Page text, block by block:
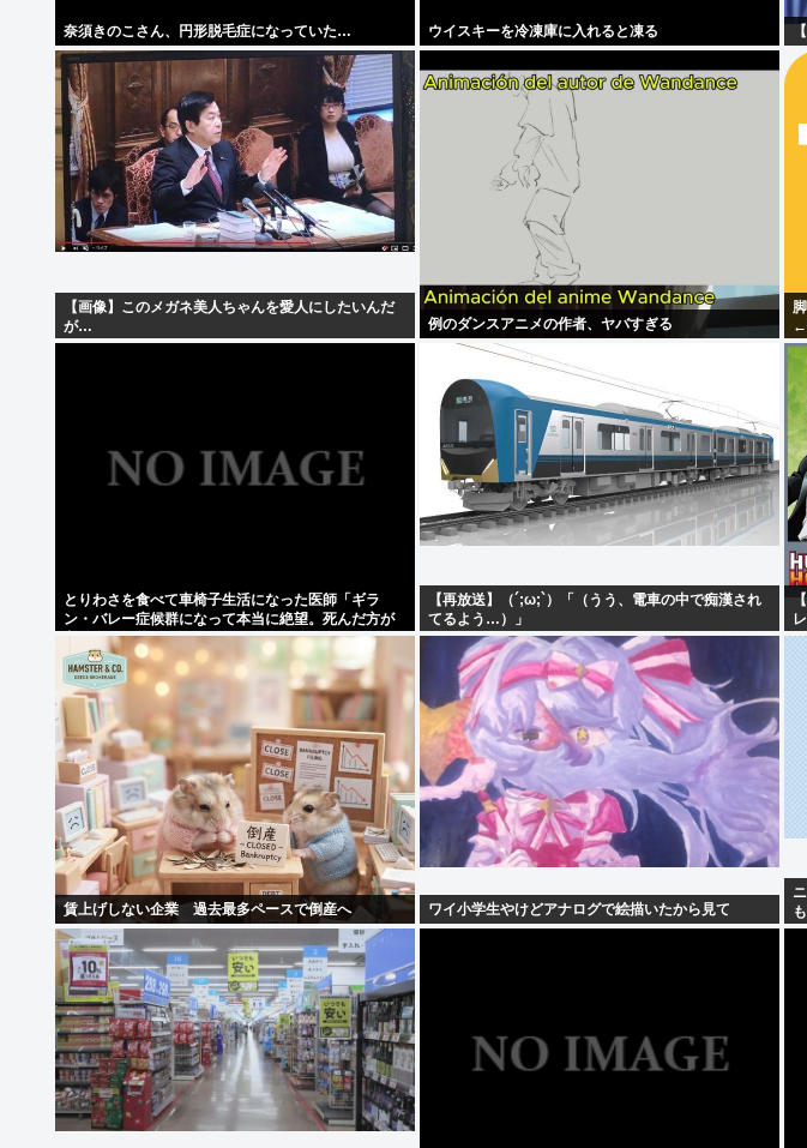
奈須きのこさん、円形脱毛症になっていた… ウイスキーを冷凍庫に入れると凍る
【画像】このメガネ美人ちゃんを愛人にしたいんだ
が…
例のダンスアニメの作者、ヤバすぎる
←
とりわさを食べて車椅子生活になった医師「ギラ
ン・バレー症候群になって本当に絶望。死んだ方が
良かったと思った」
【再放送】（´;ω;`）「（うう、電車の中で痴漢され
てるよう…）」
賃上げしない企業 過去最多ペースで倒産へ ワイ小学生やけどアナログで絵描いたから見て